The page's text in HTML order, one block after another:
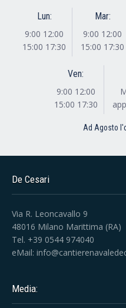
Lun:
9:00 12:00
15:00 17:30
Mar:
9:00 12:00
15:00 17:30
Ven:
9:00 12:00
15:00 17:30
Ad Agosto
De Cesari
Via R. Leoncavallo 9
48016 Milano Marittima (RA)
Tel. +39 0544 974040
eMail:
Media: